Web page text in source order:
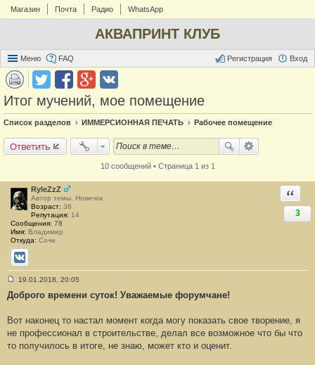
Магазин Почта Радио WhatsApp
АКВАПРИНТ КЛУБ
Меню FAQ Вход
Регистрация
Итог мучений, мое помещение
Список разделов ИММЕРСИОННАЯ ПЕЧАТЬ Рабочее помещение
Ответить
10 сообщений • Страница 1 из 1
RyleZzZ
Автор темы, Новичок
Возраст: 36
Репутация: 14
Сообщения: 78
Имя: Владимир
Откуда: Сочи
ВКонтакте
3
о
щ
н
и
19.01.2018, 20:05
Доброго времени суток! Уважаемые форумчане!
Вот наконец то настал момент когда могу показать свое творение, я
не профессионал в строительстве, делал все возможное что бы что
то получилось в итоге, не знаю, может кто и оценит.